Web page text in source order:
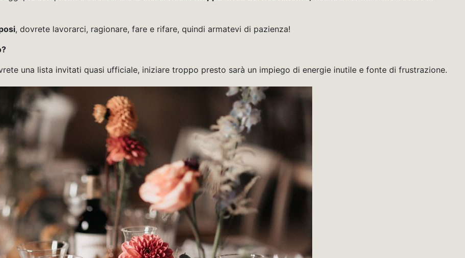
, dovrete lavorarci, ragionare, fare e rifare, quindi armatevi di pazienza!
una lista invitati quasi ufficiale, iniziare troppo presto sarà un impiego di energie inutile e fonte di frustrazione.